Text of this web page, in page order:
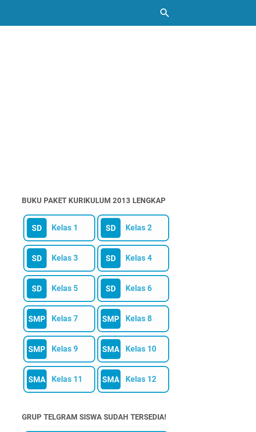
BUKU PAKET KURIKULUM 2013 LENGKAP
SD Kelas 1 SD Kelas 2
SD Kelas 3 SD Kelas 4
SD Kelas 5 SD Kelas 6
SMP Kelas 7 SMP Kelas 8
SMP Kelas 9 SMA Kelas 10
SMA Kelas 11 SMA Kelas 12
GRUP TELGRAM SISWA SUDAH TERSEDIA!